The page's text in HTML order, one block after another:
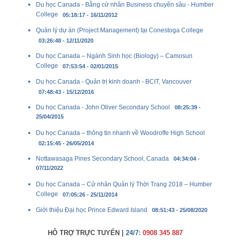
Du học Canada - Bằng cử nhân Business chuyên sâu - Humber
College 05:18:17 - 16/11/2012
Quản lý dự án (Project Management) tại Conestoga College
03:26:48 - 12/11/2020
Du học Canada – Ngành Sinh học (Biology) – Camosun
College 07:53:54 - 02/01/2015
Du học Canada - Quản trị kinh doanh - BCIT, Vancouver
07:48:43 - 15/12/2016
Du học Canada - John Oliver Secondary School 08:25:39 -
25/04/2015
Du học Canada – thông tin nhanh về Woodroffe High School
02:15:45 - 26/05/2014
Nottawasaga Pines Secondary School, Canada 04:34:04 -
07/11/2022
Du học Canada – Cử nhân Quản lý Thời Trang 2018 – Humber
College 07:05:26 - 25/11/2014
Giới thiệu Đại học Prince Edward Island 08:51:43 - 25/08/2020
HỖ TRỢ TRỰC TUYẾN | 24/7: 0908 345 887